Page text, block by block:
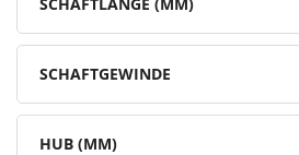
SCHAFTGEWINDE
HUB (MM)